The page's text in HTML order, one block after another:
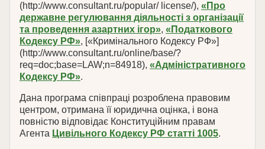
(http://www.consultant.ru/popular/ license/), «Про
державне регулювання діяльності з організації
та проведення азартних ігор», «Податкового
Кодексу РФ», [«Кримінального Кодексу РФ»]
(http://www.consultant.ru/online/base/?
req=doc;base=LAW;n=84918), «Адміністративного
Кодексу РФ».
Дана програма співпраці розроблена правовим
центром, отримана її юридична оцінка, і вона
повністю відповідає Конституційним правам
Агента Цивільного Кодексу РФ статті 1005.